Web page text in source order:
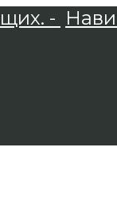
-